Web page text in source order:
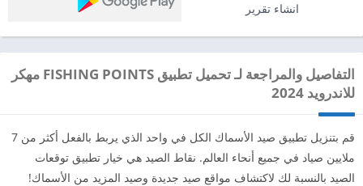
انشاء تقرير
التفاصيل والمراجعة لـ تحميل تطبيق FISHING POINTS مهكر
للاندرويد 2024
قم بتنزيل تطبيق صيد الأسماك الكل في واحد الذي يربط بالفعل أكثر من 7
ملايين صياد في جميع أنحاء العالم. نقاط الصيد هي خيار تطبيق توقعات
الصيد بالنسبة لك لاكتشاف مواقع صيد جديدة وصيد المزيد من الأسماك!